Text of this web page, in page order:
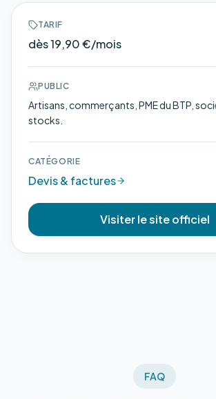
TARIF
dès 19,90 €/mois
PUBLIC
Artisans, commerçants, PME du BTP,
stocks.
CATÉGORIE
Devis & factures
Visiter le site officiel
FAQ